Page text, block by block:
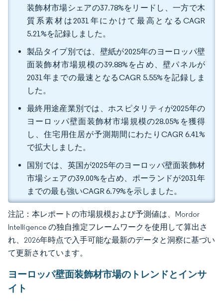
装飾材市場シェアの37.78%をリードし、一方で木
質系素材は2031年にかけて最高となるCAGR
5.21%を記録しました。
製品タイプ別では、壁紙が2025年のヨーロッパ壁
面装飾材市場規模の39.88%を占め、壁パネルが
2031年までの最速となるCAGR 5.55%を記録しま
した。
最終用途産業別では、ホスピタリティが2025年の
ヨーロッパ壁面装飾材市場規模の28.05%を獲得
し、住宅用住居が予測期間にわたりCAGR 6.41%
で拡大しました。
国別では、英国が2025年のヨーロッパ壁面装飾材
市場シェアの39.00%を占め、ポーランドが2031年
までの最も強いCAGR 6.79%を示しました。
注記：本レポートの市場規模および予測値は、Mordor
Intelligence の独自推定フレームワークを使用して算出さ
れ、2026年時点で入手可能な最新のデータと洞察に基づい
て更新されています。
ヨーロッパ壁面装飾材市場のトレンドとインサ
イト